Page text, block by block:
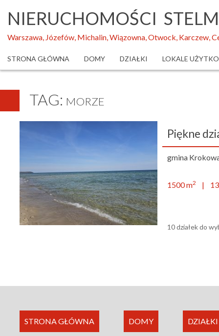
NIERUCHOMOŚCI
Warszawa, Józefów, Michalin, Wiązowna, Otwock, Karczew,
STRONA GŁÓWNA DOMY DZIAŁKI LOKALE
TAG: MORZE
Piękne
gmina
1500 m2 |
10 działek do
STRONA GŁÓWNA DOMY DZIAŁKI